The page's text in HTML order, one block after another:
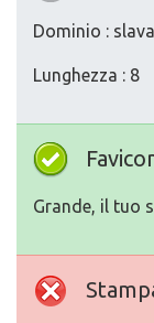
Dominio :
Lunghezza : 8
Grande, il tuo